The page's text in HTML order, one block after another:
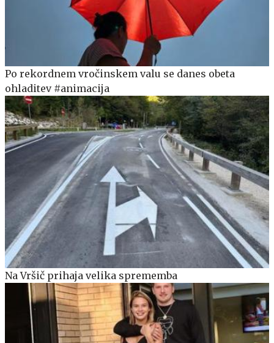
Po rekordnem vročinskem valu se danes obeta
ohladitev #animacija
Na Vršič prihaja velika sprememba